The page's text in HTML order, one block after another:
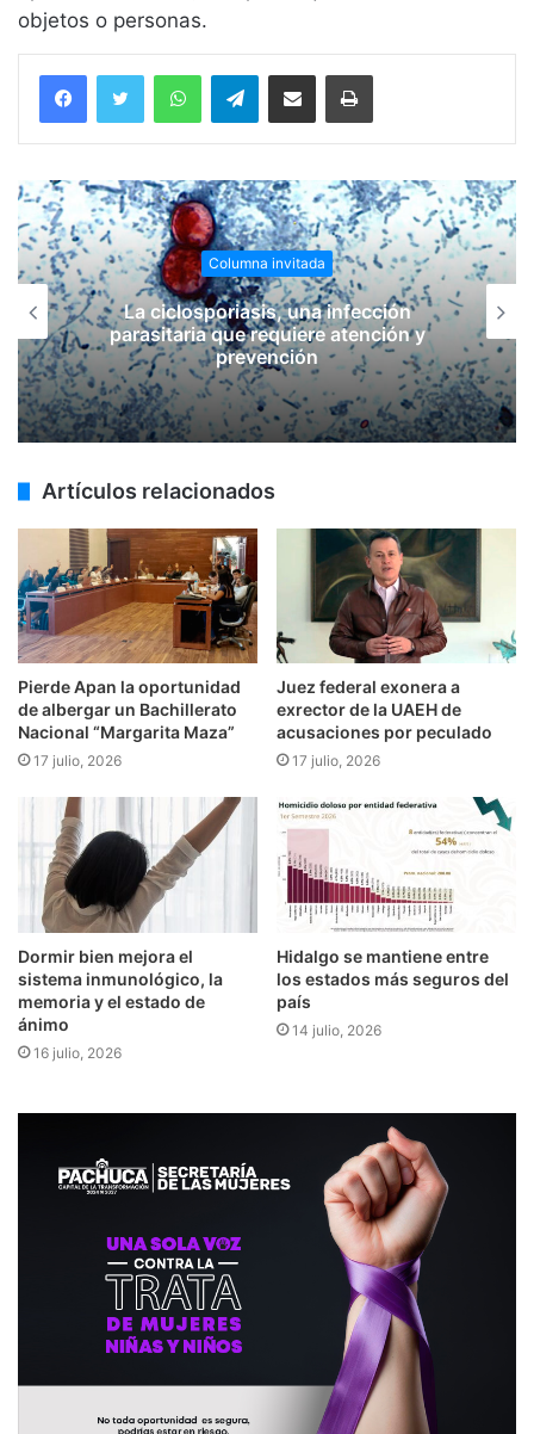
objetos o personas.
WhatsAppTelegramCompartir vía email Imprimir
Columna invitada
La ciclosporiasis, una infección
parasitaria que requiere atención y
prevención
Artículos relacionados
Pierde Apan la oportunidad
de albergar un Bachillerato
Nacional “Margarita Maza”
17 julio, 2026
Juez federal exonera a
exrector de la UAEH de
acusaciones por peculado
17 julio, 2026
Dormir bien mejora el
sistema inmunológico, la
memoria y el estado de
ánimo
16 julio, 2026
Hidalgo se mantiene entre
los estados más seguros del
país
14 julio, 2026